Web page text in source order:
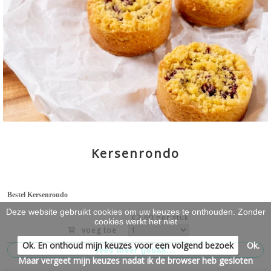
SCHOTELS
>
WERKEN & LEREN >
Kersenrondo
Bestel Kersenrondo
€2.60 per stuk
voeg toe
Deze website gebruikt cookies om uw keuzes te onthouden. Zonder
cookies werkt het niet
Ok. En onthoud mijn keuzes voor een volgend bezoek
Ok.
Maar vergeet mijn keuzes nadat ik de browser heb gesloten